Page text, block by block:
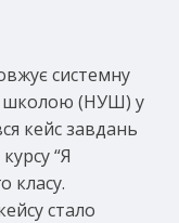
системну
школою (НУШ) у
кейс завдань
“Я
класу.
стало